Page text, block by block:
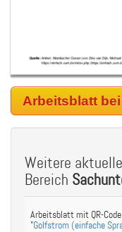
Arbeitsblatt
Weitere
Bereich
Arbeitsblatt mit QR-
"Golfstrom (einfache